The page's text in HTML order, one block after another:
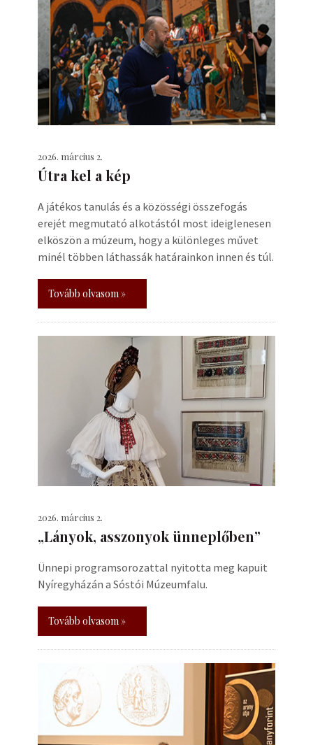
2026. március 2.
Útra kel a kép
A játékos tanulás és a közösségi összefogás
erejét megmutató alkotástól most ideiglenesen
elköszön a múzeum, hogy a különleges művet
minél többen láthassák határainkon innen és túl.
Tovább olvasom »
2026. március 2.
„Lányok, asszonyok ünneplőben”
Ünnepi programsorozattal nyitotta meg kapuit
Nyíregyházán a Sóstói Múzeumfalu.
Tovább olvasom »